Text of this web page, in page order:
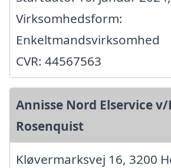
Virksomhedsform:
Enkeltmandsvirksomhed
CVR: 44567563
Annisse Nord Elservice
Rosenquist
Kløvermarksvej 16, 3200